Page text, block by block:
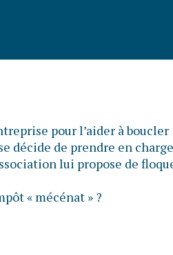
pour l’aider à boucler
décide de prendre en charge
lui propose de
« mécénat » ?